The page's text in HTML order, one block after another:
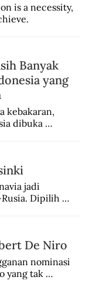
is a necessity,
Banyak
yang
kebakaran,
dibuka
jadi
Dipilih
De Niro
nominasi
yang tak